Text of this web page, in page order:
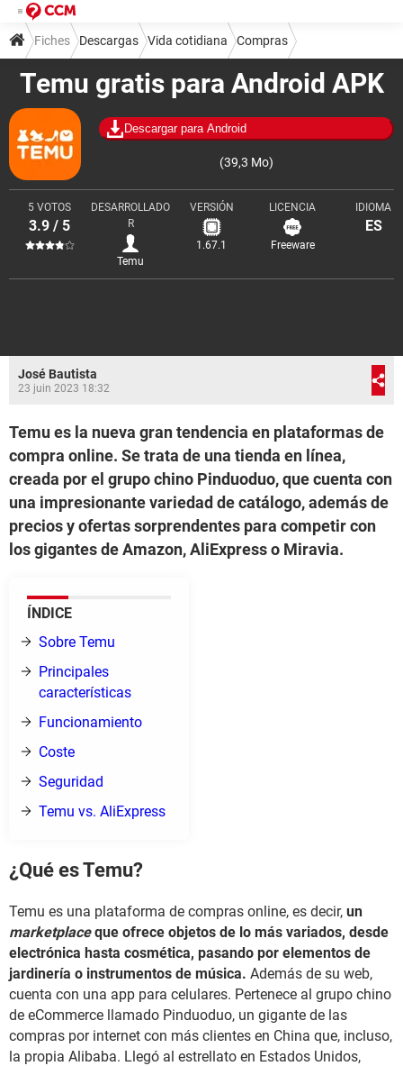
Temu gratis para Android APK
Descargar para Android
(39,3 Mo)
5 VOTOS
3.9 / 5
DESARROLLADO
R
Temu
VERSIÓN
1.67.1
LICENCIA
Freeware
IDIOMA
ES
Fiches Descargas Vida cotidiana Compras
José Bautista
23 juin 2023 18:32
Temu es la nueva gran tendencia en plataformas de
compra online. Se trata de una tienda en línea,
creada por el grupo chino Pinduoduo, que cuenta con
una impresionante variedad de catálogo, además de
precios y ofertas sorprendentes para competir con
los gigantes de Amazon, AliExpress o Miravia.
ÍNDICE
Sobre Temu
Principales
características
Funcionamiento
Coste
Seguridad
Temu vs. AliExpress
¿Qué es Temu?
Temu es una plataforma de compras online, es decir, un
marketplaceque ofrece objetos de lo más variados, desde
electrónica hasta cosmética, pasando por elementos de
jardinería o instrumentos de música. Además de su web,
cuenta con una app para celulares. Pertenece al grupo chino
de eCommerce llamado Pinduoduo, un gigante de las
compras por internet con más clientes en China que, incluso,
la propia Alibaba. Llegó al estrellato en Estados Unidos,